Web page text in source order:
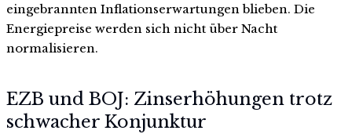
eingebrannten Inflationserwartungen blieben. Die
Energiepreise werden sich nicht über Nacht
normalisieren.
EZB und BOJ: Zinserhöhungen trotz
schwacher Konjunktur